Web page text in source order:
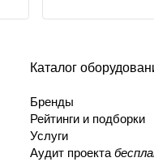
Каталог
Бренды
Рейтинги и подборки
Услуги
Аудит проекта